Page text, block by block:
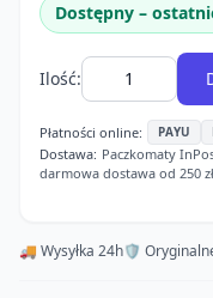
Dostępny –
Ilość:
Płatności online: PAYU
Dostawa: Paczkomaty
darmowa dostawa od 250
🚚 Wysyłka 24h🛡️